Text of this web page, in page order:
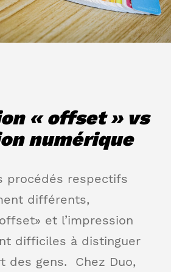
« offset » vs
numérique
procédés respectifs
différents,
et l’impression
difficiles à distinguer
des gens. Chez Duo,